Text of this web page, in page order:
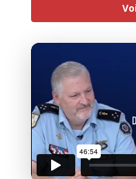
J'accepte la
Informatique